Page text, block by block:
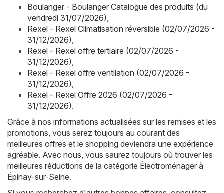
Boulanger - Boulanger Catalogue des produits (du
vendredi 31/07/2026)
Rexel - Rexel Climatisation réversible (02/07/2026 -
31/12/2026)
Rexel - Rexel offre tertiaire (02/07/2026 -
31/12/2026)
Rexel - Rexel offre ventilation (02/07/2026 -
31/12/2026)
Rexel - Rexel Offre 2026 (02/07/2026 -
31/12/2026).
Grâce à nos informations actualisées sur les remises et les
promotions, vous serez toujours au courant des
meilleures offres et le shopping deviendra une expérience
agréable. Avec nous, vous saurez toujours où trouver les
meilleures réductions de la catégorie Électroménager à
Épinay-sur-Seine.